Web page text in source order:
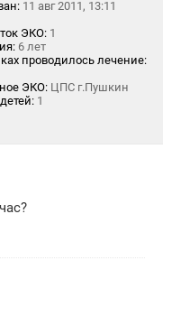
11 авг 2011, 13:11
ЭКО: 1
6 лет
проводилось лечение:
ЭКО: ЦПС г.Пушкин
1